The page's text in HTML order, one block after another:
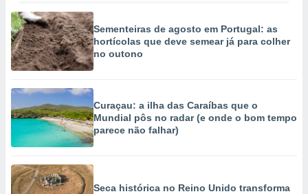
Sementeiras de agosto em Portugal: as
hortícolas que deve semear já para colher
no outono
Curaçau: a ilha das Caraíbas que o
Mundial pôs no radar (e onde o bom tempo
parece não falhar)
Seca histórica no Reino Unido transforma